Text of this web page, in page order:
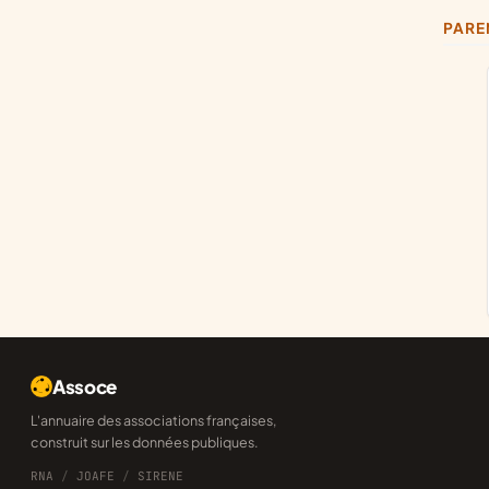
Assoce
L'annuaire des associations françaises,
construit sur les données publiques.
RNA / JOAFE / SIRENE